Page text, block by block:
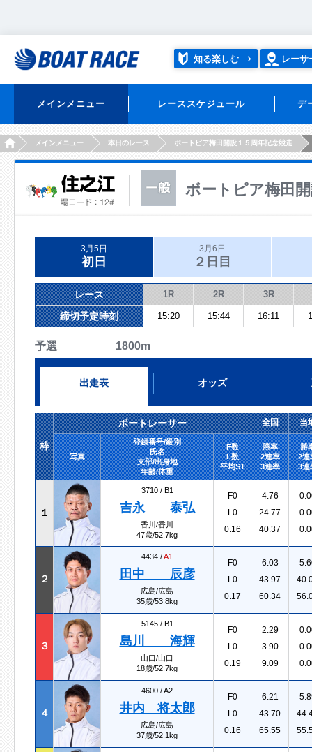
知る楽しむ レーサ
メインメニュー レーススケジュール デ
HOMEメインメニュー 本日のレース ボートピア梅田開設１５周年記念競走
ボートピア梅田
3月5日
初日
3月6日
２日目
レース 1R 2R 3R
締切予定時刻 15:20 15:44 16:11
予選 1800m
出走表 オッズ
枠
ボートレーサー 全国 当
写真
登録番号/級別
氏名
支部/出身地
年齢/体重
F数
L数
平均ST
勝率
2連率
3連率
勝
2連
3連
１
3710 / B1
吉永 泰弘
香川/香川
47歳/52.7kg
F0
L0
0.16
4.76
24.77
40.37
２
4434 /A1
田中 辰彦
広島/広島
35歳/53.8kg
F0
L0
0.17
6.03
43.97
60.34
３
5145 / B1
島川 海輝
山口/山口
18歳/52.7kg
F0
L0
0.19
2.29
3.90
9.09
４
4600 /A2
井内 将太郎
広島/広島
37歳/52.1kg
F0
L0
0.16
6.21
43.70
65.55